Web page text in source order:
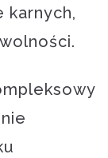
karnych,